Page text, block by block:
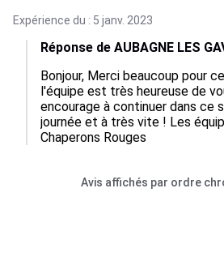
Expérience du : 5 janv. 2023
Réponse de AUBAGNE LES
Bonjour, Merci beaucoup pour
l'équipe est très heureuse de
encourage à continuer dans ce
journée et à très vite ! Les
Chaperons Rouges
Avis affichés par ordre